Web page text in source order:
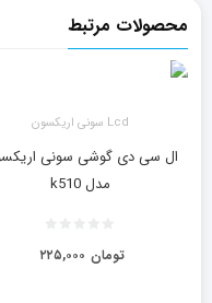
محصولات مرتبط
Lcd سونی اریکسون
ال سی دی گوشی سونی
مدل k510
۲۲۵,۰۰۰ تومان